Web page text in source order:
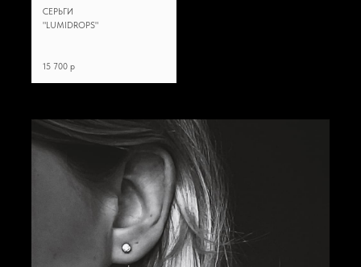
СЕРЬГИ
"LUMIDROPS"
15 700 p